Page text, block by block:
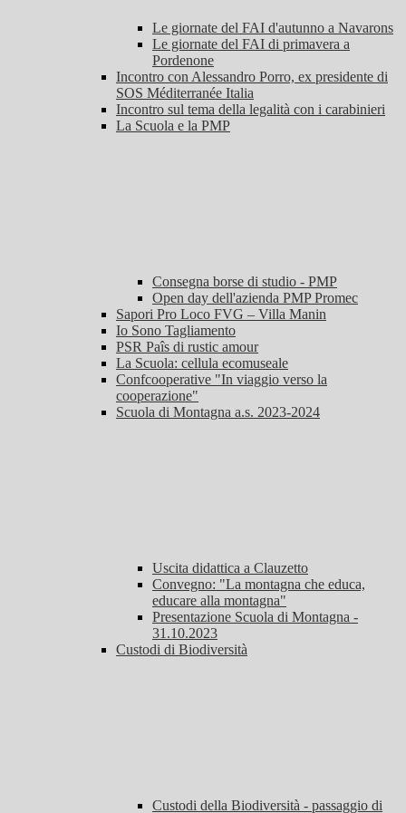
Le giornate del FAI d'autunno a Navarons
Le giornate del FAI di primavera a
Pordenone
Incontro con Alessandro Porro, ex presidente di
SOS Méditerranée Italia
Incontro sul tema della legalità con i carabinieri
La Scuola e la PMP
Consegna borse di studio - PMP
Open day dell'azienda PMP Promec
Sapori Pro Loco FVG – Villa Manin
Io Sono Tagliamento
PSR Paîs di rustic amour
La Scuola: cellula ecomuseale
Confcooperative "In viaggio verso la
cooperazione"
Scuola di Montagna a.s. 2023-2024
Uscita didattica a Clauzetto
Convegno: "La montagna che educa,
educare alla montagna"
Presentazione Scuola di Montagna -
31.10.2023
Custodi di Biodiversità
Custodi della Biodiversità - passaggio di